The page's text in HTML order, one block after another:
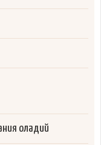
оладий